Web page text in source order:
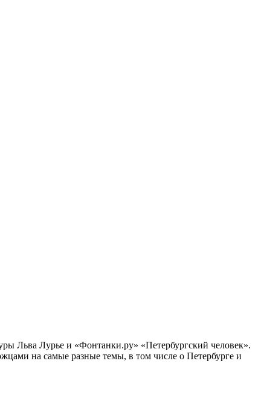
Льва Лурье и «Фонтанки.ру» «Петербургский человек».
на самые разные темы, в том числе о Петербурге и